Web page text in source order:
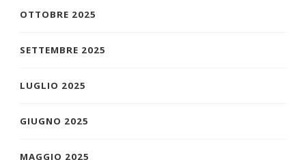
OTTOBRE 2025
SETTEMBRE 2025
LUGLIO 2025
GIUGNO 2025
MAGGIO 2025